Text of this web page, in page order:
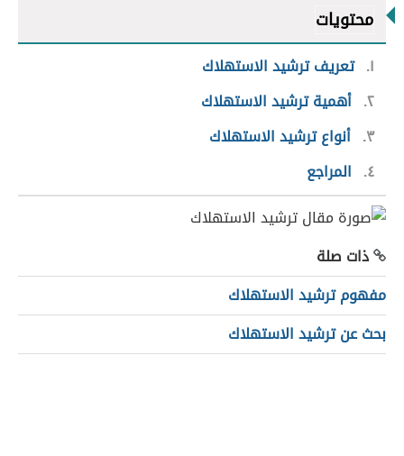
محتويات
١ تعريف ترشيد الاستهلاك
٢ أهمية ترشيد الاستهلاك
٣ أنواع ترشيد الاستهلاك
٤
المراجع
ذات صلة
مفهوم ترشيد الاستهلاك
بحث عن ترشيد الاستهلاك